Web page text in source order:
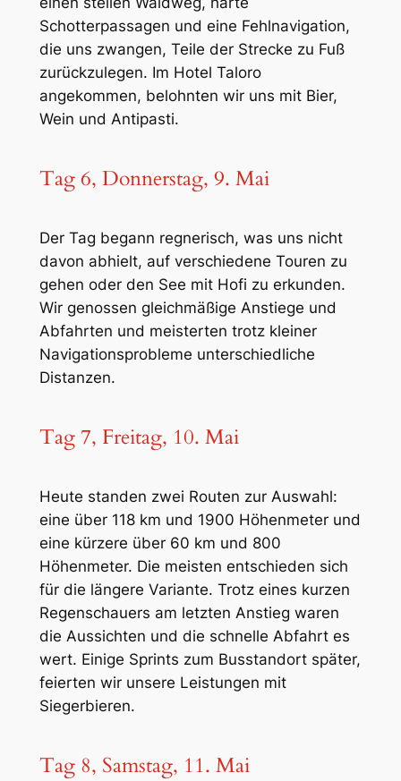
Schotterpassagen und eine Fehlnavigation,
die uns zwangen, Teile der Strecke zu Fuß
zurückzulegen. Im Hotel Taloro
angekommen, belohnten wir uns mit Bier,
Wein und Antipasti.
Tag 6, Donnerstag, 9. Mai
Der Tag begann regnerisch, was uns nicht
davon abhielt, auf verschiedene Touren zu
gehen oder den See mit Hofi zu erkunden.
Wir genossen gleichmäßige Anstiege und
Abfahrten und meisterten trotz kleiner
Navigationsprobleme unterschiedliche
Distanzen.
Tag 7, Freitag, 10. Mai
Heute standen zwei Routen zur Auswahl:
eine über 118 km und 1900 Höhenmeter und
eine kürzere über 60 km und 800
Höhenmeter. Die meisten entschieden sich
für die längere Variante. Trotz eines kurzen
Regenschauers am letzten Anstieg waren
die Aussichten und die schnelle Abfahrt es
wert. Einige Sprints zum Busstandort später,
feierten wir unsere Leistungen mit
Siegerbieren.
Tag 8, Samstag, 11. Mai